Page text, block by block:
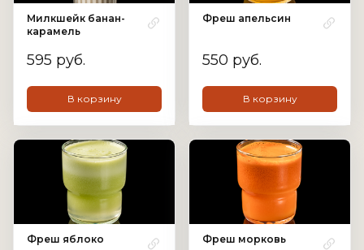
Милкшейк банан-
карамель
595 руб.
В корзину
Фреш апельсин
550 руб.
В корзину
Фреш яблоко Фреш морковь